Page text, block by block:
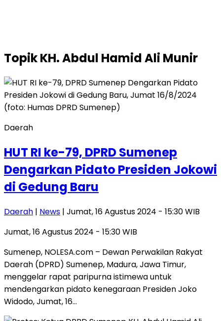
TopikKH. Abdul Hamid Ali Munir
Daerah
HUT RI ke-79, DPRD Sumenep
Dengarkan Pidato Presiden Jokowi
di Gedung Baru
Daerah | News | Jumat, 16 Agustus 2024 - 15:30 WIB
Jumat, 16 Agustus 2024 - 15:30 WIB
Sumenep, NOLESA.com – Dewan Perwakilan Rakyat
Daerah (DPRD) Sumenep, Madura, Jawa Timur,
menggelar rapat paripurna istimewa untuk
mendengarkan pidato kenegaraan Presiden Joko
Widodo, Jumat, 16…